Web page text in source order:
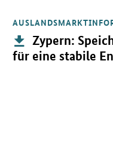
Publikation:
Zypern:
für eine stabile
und E-